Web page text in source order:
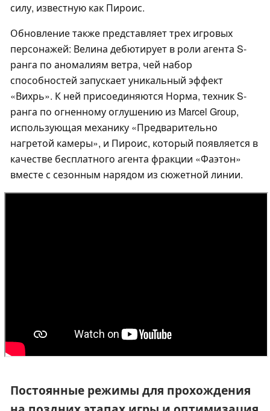
силу, известную как Пироис.
Обновление также представляет трех игровых
персонажей: Велина дебютирует в роли агента S-
ранга по аномалиям ветра, чей набор
способностей запускает уникальный эффект
«Вихрь». К ней присоединяются Норма, техник S-
ранга по огненному оглушению из Marcel Group,
использующая механику «Предварительно
нагретой камеры», и Пироис, который появляется в
качестве бесплатного агента фракции «Фаэтон»
вместе с сезонным нарядом из сюжетной линии.
Постоянные режимы для прохождения